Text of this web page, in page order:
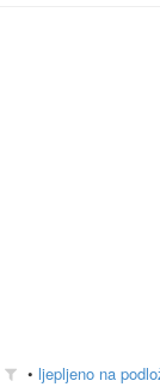
• ljepljeno na